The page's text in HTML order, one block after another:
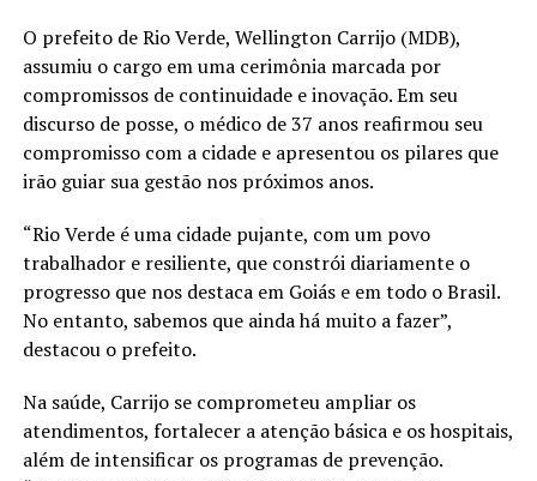
O prefeito de Rio Verde, Wellington Carrijo (MDB),
assumiu o cargo em uma cerimônia marcada por
compromissos de continuidade e inovação. Em seu
discurso de posse, o médico de 37 anos reafirmou seu
compromisso com a cidade e apresentou os pilares que
irão guiar sua gestão nos próximos anos.
“Rio Verde é uma cidade pujante, com um povo
trabalhador e resiliente, que constrói diariamente o
progresso que nos destaca em Goiás e em todo o Brasil.
No entanto, sabemos que ainda há muito a fazer”,
destacou o prefeito.
Na saúde, Carrijo se comprometeu ampliar os
atendimentos, fortalecer a atenção básica e os hospitais,
além de intensificar os programas de prevenção.